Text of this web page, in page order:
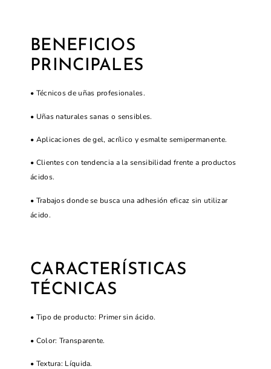
BENEFICIOS
PRINCIPALES
• Técnicos de uñas profesionales.
• Uñas naturales sanas o sensibles.
• Aplicaciones de gel, acrílico y esmalte semipermanente.
• Clientes con tendencia a la sensibilidad frente a productos
ácidos.
• Trabajos donde se busca una adhesión eficaz sin utilizar
ácido.
CARACTERÍSTICAS
TÉCNICAS
• Tipo de producto: Primer sin ácido.
• Color: Transparente.
• Textura: Líquida.